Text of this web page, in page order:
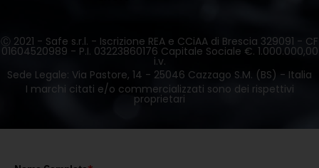
Ⓒ 2021 - Safe s.r.l. - Iscrizione REA e CCiAA di Brescia 329091 - CF
01604520989 - P.I. 03223860176 Capitale Sociale €. 1.000.000,00
i.v.
Sede Legale: Via Pastore, 14 - 25046 Cazzago S.M. (BS) - Italia
I marchi citati e/o commercializzati sono dei rispettivi
proprietari